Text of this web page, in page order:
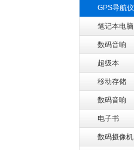
GPS导航仪
笔记本电脑
数码音响
超级本
移动存储
数码音响
电子书
数码摄像机